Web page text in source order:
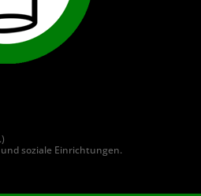
soziale Einrichtungen.